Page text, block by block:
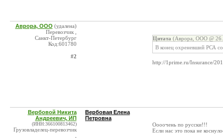
Аврора, ООО (удалена)
Перевозчик ,
Санкт-Петербург
Код:601780
#2
Цитата (Аврора, ООО @
В конец охреневший РСА
http://1prime.ru/Insurance/
Вербовой Никита
Андреевич, ИП
(ИНН:366100813462)
Грузовладелец-перевозчик
Вербовая Елена
Петровна
Оооочень по русски!!!
Если нас это пока не